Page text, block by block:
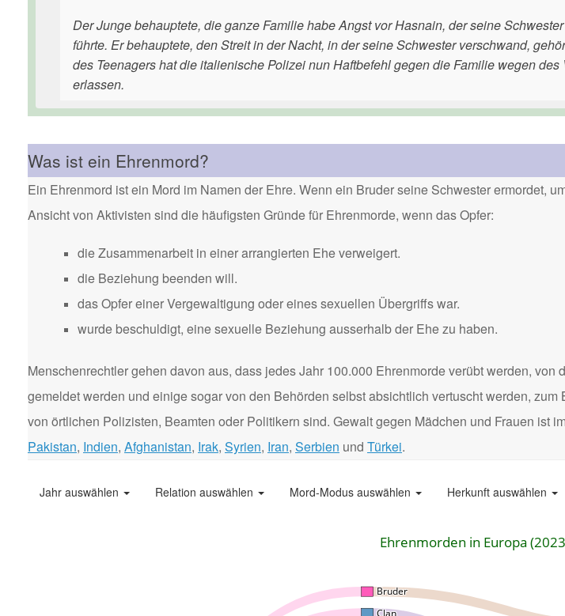
Der Junge behauptete, die ganze Familie habe Angst vor Hasnain, der seine
führte. Er behauptete, den Streit in der Nacht, in der seine Schwester verschwand,
des Teenagers hat die italienische Polizei nun Haftbefehl gegen die Familie wegen
erlassen.
Was ist ein Ehrenmord?
Ein Ehrenmord ist ein Mord im Namen der Ehre. Wenn ein Bruder seine Schwester ermordet,
Ansicht von Aktivisten sind die häufigsten Gründe für Ehrenmorde, wenn das Opfer:
die Zusammenarbeit in einer arrangierten Ehe verweigert.
die Beziehung beenden will.
das Opfer einer Vergewaltigung oder eines sexuellen Übergriffs war.
wurde beschuldigt, eine sexuelle Beziehung ausserhalb der Ehe zu haben.
Menschenrechtler gehen davon aus, dass jedes Jahr 100.000 Ehrenmorde verübt werden, von
gemeldet werden und einige sogar von den Behörden selbst absichtlich vertuscht werden,
von örtlichen Polizisten, Beamten oder Politikern sind. Gewalt gegen Mädchen und Frauen ist
Pakistan, Indien, Afghanistan, Irak, Syrien, Iran, Serbien und Türkei.